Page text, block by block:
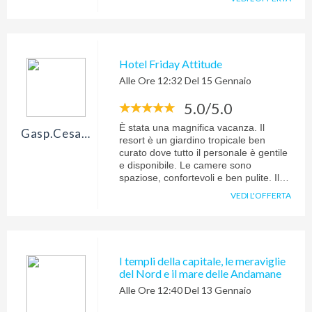
Gasp.cesare
Hotel Friday Attitude
Alle Ore 12:32 Del 15 Gennaio
5.0/5.0
È stata una magnifica vacanza. Il
resort è un giardino tropicale ben
curato dove tutto il personale è gentile
e disponibile. Le camere sono
spaziose, confortevoli e ben pulite. Il
VEDI L'OFFERTA
I templi della capitale, le meraviglie
del Nord e il mare delle Andamane
Alle Ore 12:40 Del 13 Gennaio